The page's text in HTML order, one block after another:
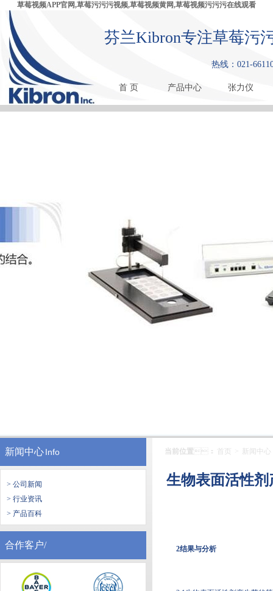
草莓视频APP官网,草莓污污污视频,草莓视频黄网,草莓视频污污污在线观看
芬兰Kibron专注草莓污
热线：021-
首 页 产品中心 张力仪
新闻中心Info
> 公司新闻
> 行业资讯
> 产品百科
合作客户/
当前位置 ： 首页 > 新闻中心
生物表面活性剂
2结果与分析